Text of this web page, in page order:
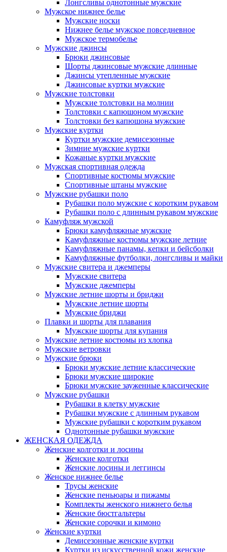
Лонгсливы однотонные мужские
Мужское нижнее белье
Мужские носки
Нижнее белье мужское повседневное
Мужское термобелье
Мужские джинсы
Брюки джинсовые
Шорты джинсовые мужские длинные
Джинсы утепленные мужские
Джинсовые куртки мужские
Мужские толстовки
Мужские толстовки на молнии
Толстовки с капюшоном мужские
Толстовки без капюшона мужские
Мужские куртки
Куртки мужские демисезонные
Зимние мужские куртки
Кожаные куртки мужские
Мужская спортивная одежда
Спортивные костюмы мужские
Спортивные штаны мужские
Мужские рубашки поло
Рубашки поло мужские с коротким рукавом
Рубашки поло с длинным рукавом мужские
Камуфляж мужской
Брюки камуфляжные мужские
Камуфляжные костюмы мужские летние
Камуфляжные панамы, кепки и бейсболки
Камуфляжные футболки, лонгсливы и майки
Мужские свитера и джемперы
Мужские свитера
Мужские джемперы
Мужские летние шорты и бриджи
Мужские летние шорты
Мужские бриджи
Плавки и шорты для плавания
Мужские шорты для купания
Мужские летние костюмы из хлопка
Мужские ветровки
Мужские брюки
Брюки мужские летние классические
Брюки мужские широкие
Брюки мужские зауженные классические
Мужские рубашки
Рубашки в клетку мужские
Рубашки мужские с длинным рукавом
Мужские рубашки с коротким рукавом
Однотонные рубашки мужские
ЖЕНСКАЯ ОДЕЖДА
Женские колготки и лосины
Женские колготки
Женские лосины и леггинсы
Женское нижнее белье
Трусы женские
Женские пеньюары и пижамы
Комплекты женского нижнего белья
Женские бюстгальтеры
Женские сорочки и кимоно
Женские куртки
Демисезонные женские куртки
Куртки из искусственной кожи женские